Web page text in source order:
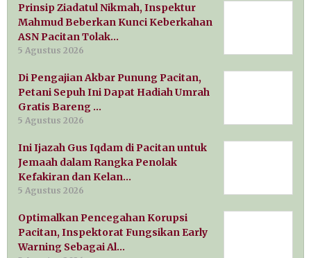
Prinsip Ziadatul Nikmah, Inspektur
Mahmud Beberkan Kunci Keberkahan
ASN Pacitan Tolak…
5 Agustus 2026
Di Pengajian Akbar Punung Pacitan,
Petani Sepuh Ini Dapat Hadiah Umrah
Gratis Bareng …
5 Agustus 2026
Ini Ijazah Gus Iqdam di Pacitan untuk
Jemaah dalam Rangka Penolak
Kefakiran dan Kelan…
5 Agustus 2026
Optimalkan Pencegahan Korupsi
Pacitan, Inspektorat Fungsikan Early
Warning Sebagai Al…